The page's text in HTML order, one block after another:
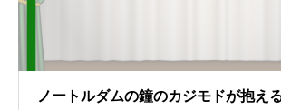
ノートルダムの鐘のカジモドが抱え